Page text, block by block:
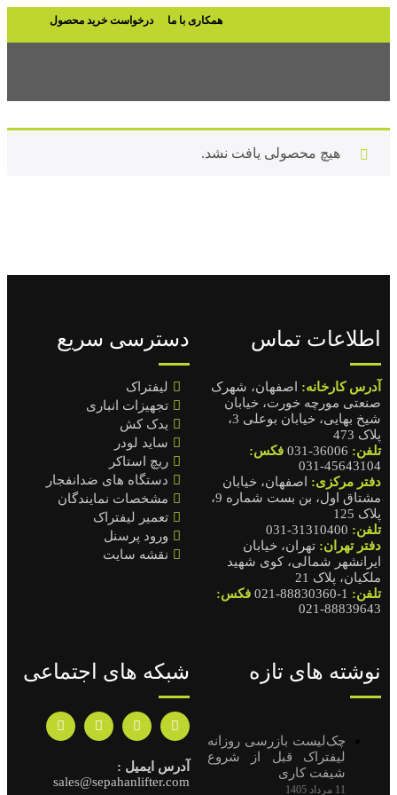
همکاری با ما درخواست خرید محصول
هیچ محصولی یافت نشد.
اطلاعات تماس
آدرس کارخانه: اصفهان، شهرک
صنعتی مورچه خورت، خیابان
شیخ بهایی، خیابان بوعلی 3،
پلاک 473
تلفن:
فکس:
45643104-031
دفتر مرکزی: اصفهان، خیابان
مشتاق اول، بن بست شماره 9،
پلاک 125
تلفن:
دفتر تهران: تهران، خیابان
ایرانشهر شمالی، کوی شهید
ملکیان، پلاک 21
تلفن:
فکس:
88839643-021
دسترسی سریع
لیفتراک
تجهیزات انباری
یدک کش
ساید لودر
ریچ استاکر
دستگاه های ضدانفجار
مشخصات نمایندگان
تعمیر لیفتراک
ورود پرسنل
نقشه سایت
نوشته های تازه
چک‌لیست بازرسی روزانه
لیفتراک قبل از شروع
شیفت کاری
11 مرداد 1405
شبکه های اجتماعی
آدرس ایمیل :
sales@sepahanlifter.com